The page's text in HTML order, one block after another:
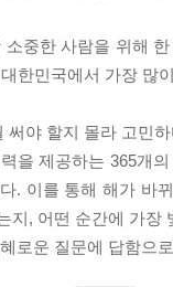
중한 사람을 위해
한민국에서 가장 많
써야 할지 몰라 고민
을 제공하는 365개
. 이를 통해 해가 바
지, 어떤 순간에 가
로운 질문에 답함으